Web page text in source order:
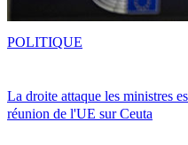
La droite attaque les ministres
réunion de l'UE sur Ceuta
POLITIQUE